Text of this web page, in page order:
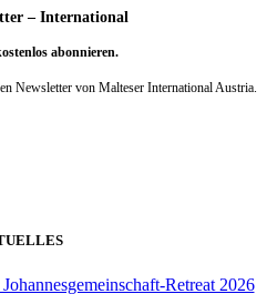
– International
abonnieren.
Newsletter von Malteser International Austria.
Retreat 2026